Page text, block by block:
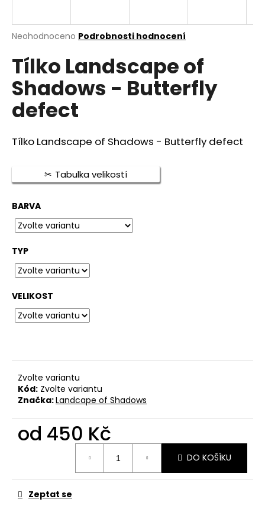
Průměrné
produktu
0,0
z
5
hvězdiček.
Neohodnoceno Podrobnosti hodnocení
Tílko Landscape of
Shadows - Butterfly
defect
Tílko Landscape of Shadows - Butterfly defect
Tabulka velikostí
BARVA
TYP
VELIKOST
Zvolte variantu
Kód: Zvolte variantu
Značka:Landcape of Shadows
od 450 Kč
DO KOŠÍKU
Zeptat se
j
í
t
?
HLEDAT
D
o
p
o
u
č
u
j
e
m
TRIČKO
KRABATHOR
THE
WAY
OF
PURE
Kč